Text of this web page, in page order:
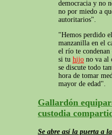
democracia y no
no por miedo a
autoritarios".
"Hemos perdido
manzanilla en el
el río te condenan
si tu hijo no va al
se discute todo
hora de tomar
mayor de edad".
Gallardón
custodia
Se abre así la puerta a